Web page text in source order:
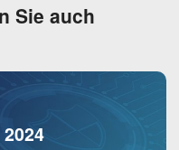
Sie auch